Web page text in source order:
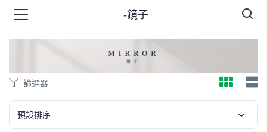
-鏡子
篩選器
預設排序